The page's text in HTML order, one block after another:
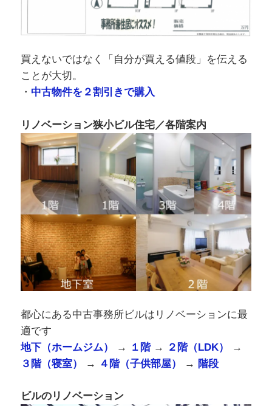
買えないではなく「自分が買える値段」を伝える
ことが大切。
・ 中古物件を２割引きで購入
リノベーション狭小ビル住宅／各階案内
都心にある中古事務所ビルはリノベーションに最
適です
地下（ホームジム）
→ １階→ ２階（LDK）
→
３階（寝室）
→ ４階（子供部屋） → 階段
ビルのリノベーション